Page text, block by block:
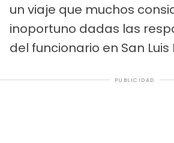
un viaje que muchos
inoportuno dadas las
del funcionario en San Luis
PUBLICIDAD